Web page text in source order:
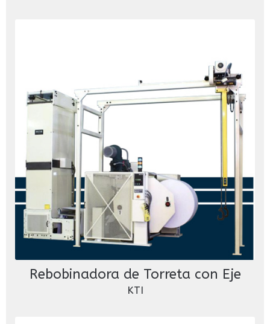
Rebobinadora de Torreta con Eje
KTI